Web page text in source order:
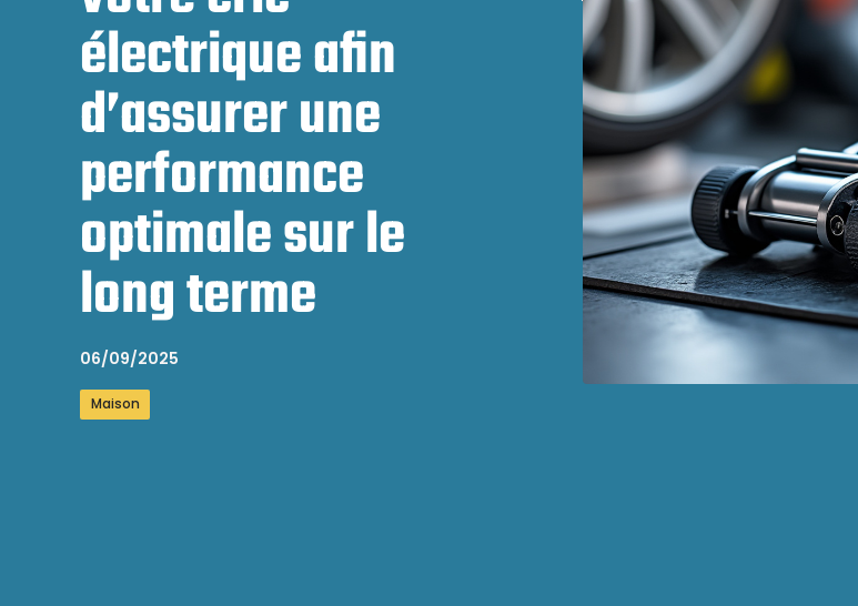
électrique afin
d’assurer une
performance
optimale sur le
long terme
06/09/2025
Maison